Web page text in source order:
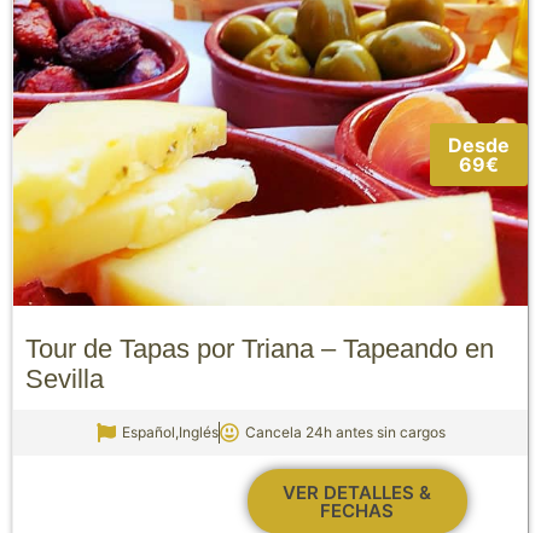
Desde
69€
Tour de Tapas por Triana – Tapeando en
Sevilla
Español,Inglés Cancela 24h antes sin cargos
VER DETALLES &
FECHAS